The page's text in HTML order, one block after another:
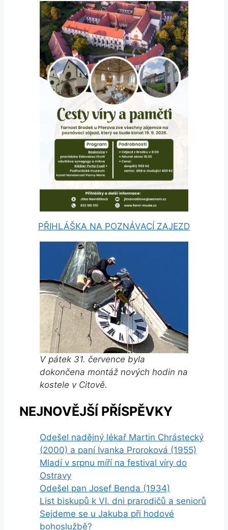
PŘIHLÁŠKA NA POZNÁVACÍ ZAJEZD
V pátek 31. července byla
dokončena montáž nových hodin na
kostele v Citově.
NEJNOVĚJŠÍ PŘÍSPĚVKY
Odešel nadějný lékař Martin Chrástecký
(2000) a paní Ivanka Proroková (1955)
Mladí v srpnu míří na festival víry do
Ostravy
Odešel pan Josef Benda (1934)
List biskupů k VI. dni prarodičů a seniorů
Sejdeme se u Jakuba při hodové
bohoslužbě?